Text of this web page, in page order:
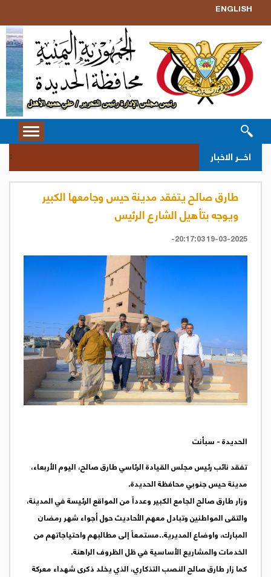
ENGLISH
Toggle
اخــر الاخبار
طارق صالح يتفقد مدينة حيس وجامعها الكبير
ويوجه بتأهيل الشارع الرئيس
19-03-2025 20:17:03-
الحديدة - سبأنت
تفقد نائب رئيس مجلس القيادة الرئاسي طارق صالح، اليوم الأربعاء،
مدينة حيس جنوبي محافظة الحديدة.
وزار طارق صالح الجامع الكبير وعدداً من المواقع الرئيسة في المدينة،
والتقى المواطنين وتبادل معهم الأحاديث حول أجواء شهر رمضان
المبارك، واوضاع المديرية..مستمعاً إلى مطالبهم واحتياجاتهم من
الخدمات والمشاريع الأساسية في ظل الظروف الراهنة.
كما زار طارق صالح النصب التذكاري، الذي يخلد ذكرى شهداء معركة